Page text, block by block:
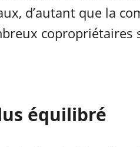
d’autant que la
copropriétaires
équilibré